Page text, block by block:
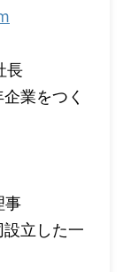
長
業をつく
事
設立した一